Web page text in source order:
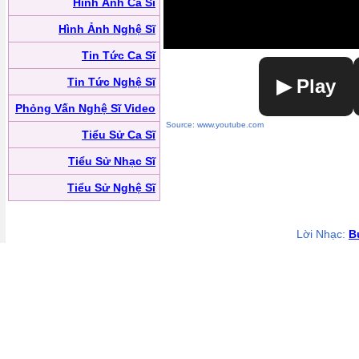
Hình Ảnh Nghệ Sĩ
Tin Tức Ca Sĩ
Tin Tức Nghệ Sĩ
Phỏng Vấn Nghệ Sĩ Video
Tiểu Sử Ca Sĩ
Tiểu Sử Nhạc Sĩ
Tiểu Sử Nghệ Sĩ
▶ Play
Source: www.youtube.com
Lời Nhạc: